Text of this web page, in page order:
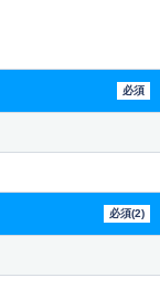
必須
必須(2)